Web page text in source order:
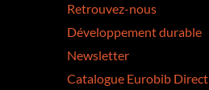
Retrouvez-nous
Développement durable
Newsletter
Catalogue Eurobib Direct